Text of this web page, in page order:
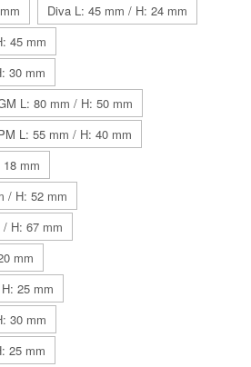
Diva L: 45 mm / H: 24 mm
45 mm
30 mm
L: 80 mm / H: 50 mm
L: 55 mm / H: 40 mm
mm
/ H: 52 mm
H: 67 mm
mm
25 mm
30 mm
25 mm